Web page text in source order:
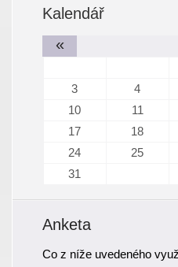
Kalendář
«
3 4
10
11
17
18
24
25
31
Anketa
Co z níže uvedeného